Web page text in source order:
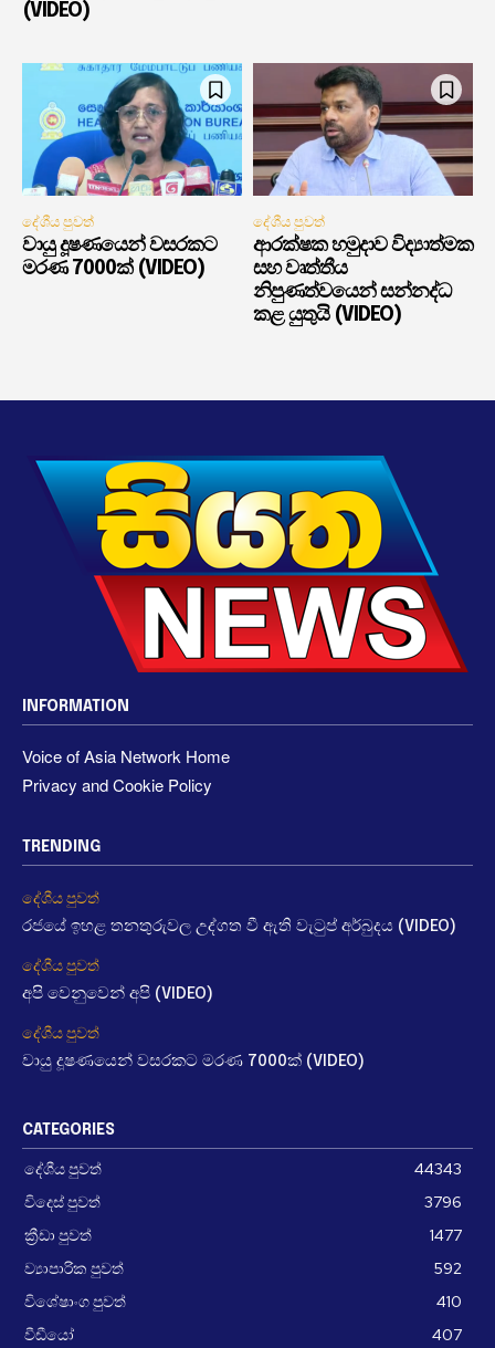
(VIDEO)
දේශීය පුවත්
වායු දූෂණයෙන් වසරකට
මරණ 7000ක් (VIDEO)
දේශීය පුවත්
ආරක්ෂක හමුදාව විද්‍යාත්මක
සහ වෘත්තීය
නිපුණත්වයෙන් සන්නද්ධ
කළ යුතුයි (VIDEO)
INFORMATION
Voice of Asia Network Home
Privacy and Cookie Policy
TRENDING
දේශීය පුවත්
රජයේ ඉහළ තනතුරුවල උද්ගත වී ඇති වැටුප් අර්බුදය (VIDEO)
දේශීය පුවත්
අපි වෙනුවෙන් අපි (VIDEO)
දේශීය පුවත්
වායු දූෂණයෙන් වසරකට මරණ 7000ක් (VIDEO)
CATEGORIES
දේශීය පුවත්
44343
විදෙස් පුවත්
3796
ක්‍රීඩා පුවත්
1477
ව්‍යාපාරික පුවත්
592
විශේෂාංග පුවත්
410
වීඩීයෝ
407